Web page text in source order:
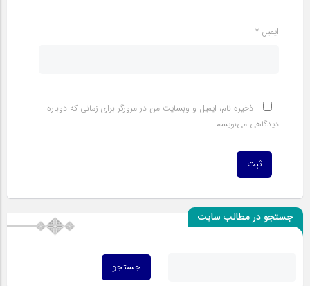
ایمیل *
ذخیره نام، ایمیل و وبسایت من در مرورگر برای زمانی که دوباره
دیدگاهی می‌نویسم.
جستجو در مطالب سایت